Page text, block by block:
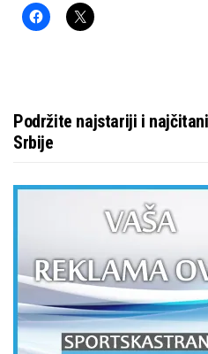
Podržite najstariji i
Srbije